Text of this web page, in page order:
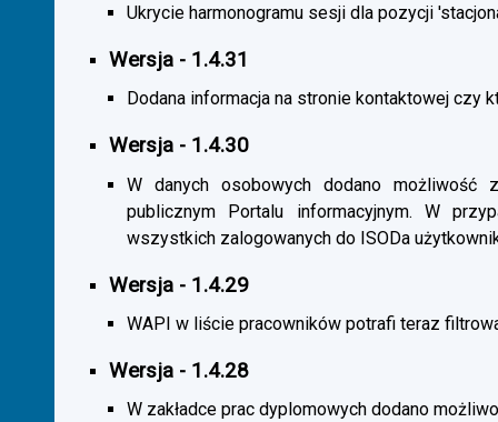
Ukrycie harmonogramu sesji dla pozycji
Wersja - 1.4.31
Dodana informacja na stronie kontaktowej czy
Wersja - 1.4.30
W danych osobowych dodano możliwość
publicznym Portalu informacyjnym. W
wszystkich zalogowanych do ISODa
Wersja - 1.4.29
WAPI w liście pracowników potrafi teraz
Wersja - 1.4.28
W zakładce prac dyplomowych dodano